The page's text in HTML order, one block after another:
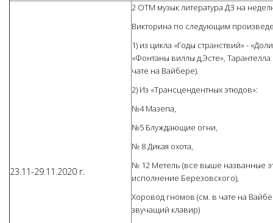
23.11-29.11.2020 г.
2 ОТМ музык литература ДЗ на
Викторина по следующим
1) из цикла «Годы странствий» -
«Фонтаны виллы д,Эсте»,
чате на Вайбере).
2) Из «Трансцендентных этюдов»:
№4 Мазепа,
№5 Блуждающие огни,
№ 8 Дикая охота,
№ 12 Метель (все выше названные
исполнение Березовского),
Хоровод гномов (см. в чате на
звучащий клавир)